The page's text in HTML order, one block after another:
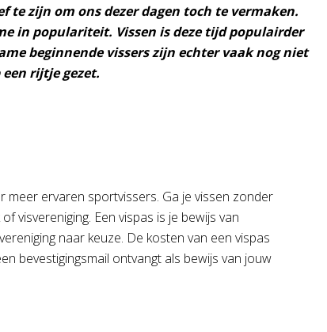
te zijn om ons dezer dagen toch te vermaken.
in populariteit. Vissen is deze tijd populairder
beginnende vissers zijn echter vaak nog niet
rijtje gezet.
meer ervaren sportvissers. Ga je vissen zonder
visvereniging. Een vispas is je bewijs van
naar keuze. De kosten van een vispas
bevestigingsmail ontvangt als bewijs van jouw